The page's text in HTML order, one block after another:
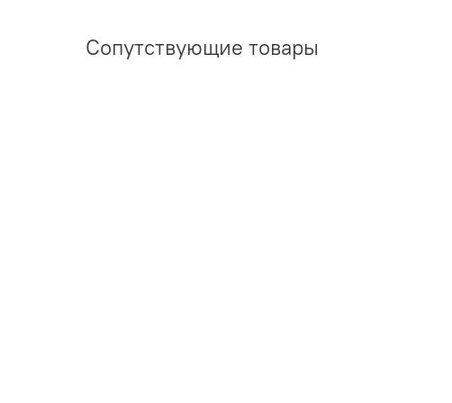
Сопутствующие товары